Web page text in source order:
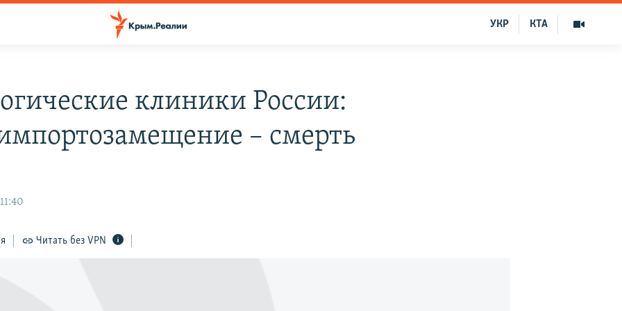
КТА
УКР
клиники России:
– смерть
Читать без VPN